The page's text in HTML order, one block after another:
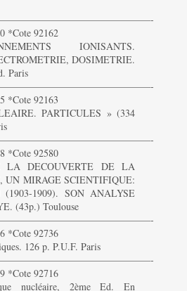
*Cote 92162
IONISANTS.
DOSIMETRIE.
Paris
*Cote 92163
PARTICULES » (334
*Cote 92580
LA DECOUVERTE DE LA
UN MIRAGE SCIENTIFIQUE:
1909). SON ANALYSE
(43p.) Toulouse
*Cote 92736
126 p. P.U.F. Paris
*Cote 92716
nucléaire, 2ème Ed. En